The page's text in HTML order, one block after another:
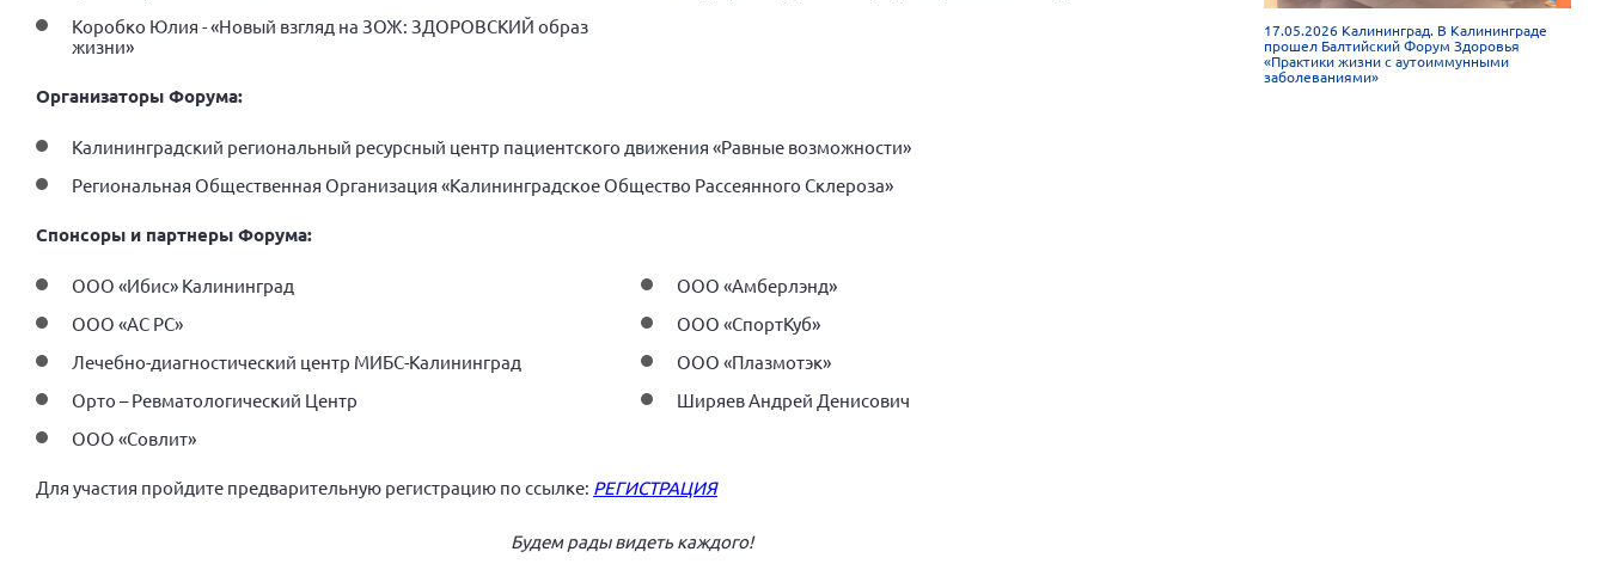
Коробко Юлия - «Новый взгляд на ЗОЖ: ЗДОРОВСКИЙ образ
жизни»
Организаторы Форума:
Калининградский региональный ресурсный центр пациентского движения «Равные возможности»
Региональная Общественная Организация «Калининградское Общество Рассеянного Склероза»
Спонсоры и партнеры Форума:
ООО «Ибис» Калининград
ООО «АС РС»
Лечебно-диагностический центр МИБС-Калининград
Орто – Ревматологический Центр
ООО «Совлит»
ООО «Амберлэнд»
ООО «СпортКуб»
ООО «Плазмотэк»
Ширяев Андрей Денисович
Для участия пройдите предварительную регистрацию по ссылке: РЕГИСТРАЦИЯ
Будем рады видеть каждого!
17.05.2026 Калининград. В Калининграде
прошел Балтийский Форум Здоровья
«Практики жизни с аутоиммунными
заболеваниями»